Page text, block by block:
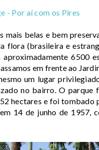
- Por aí com os Pires
mais belas e bem
flora (brasileira e
6500
em frente ao
um lugar
no bairro. O parque
52 hectares e foi
14 de junho de 1957,